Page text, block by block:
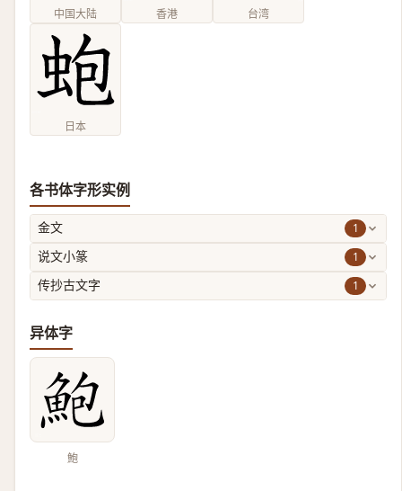
中国大陆 香港 台湾
日本
各书体字形实例
金文 1
说文小篆 1
传抄古文字 1
异体字
鮑